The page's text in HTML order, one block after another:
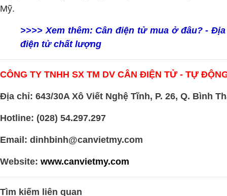
Mỹ.
>>>> Xem thêm: Cân điện tử mua ở đâu? -
điện tử chất lượng
CÔNG TY TNHH SX TM DV CÂN ĐIỆN TỬ - TỰ
Địa chỉ: 643/30A Xô Viết Nghệ Tĩnh, P. 26, Q. Bình
Hotline: (028) 54.297.297
Email: dinhbinh@canvietmy.com
Website: www.canvietmy.com
Tìm kiếm liên quan